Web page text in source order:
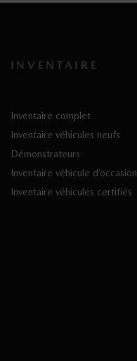
INVENTAIRE
Inventaire complet
Inventaire véhicules neufs
Démonstrateurs
Inventaire véhicule d’occasion
Inventaire véhicules certifiés